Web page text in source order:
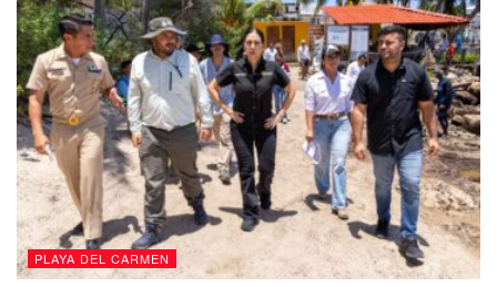
Mide 1.66 metros aproximadamente de estatura, es de
complexión delgada, tez morena, tiene cabello corto,
ondulado y oscuro. Tiene un peso aproximado de 63 kilos.
PLAYA DEL CARMEN